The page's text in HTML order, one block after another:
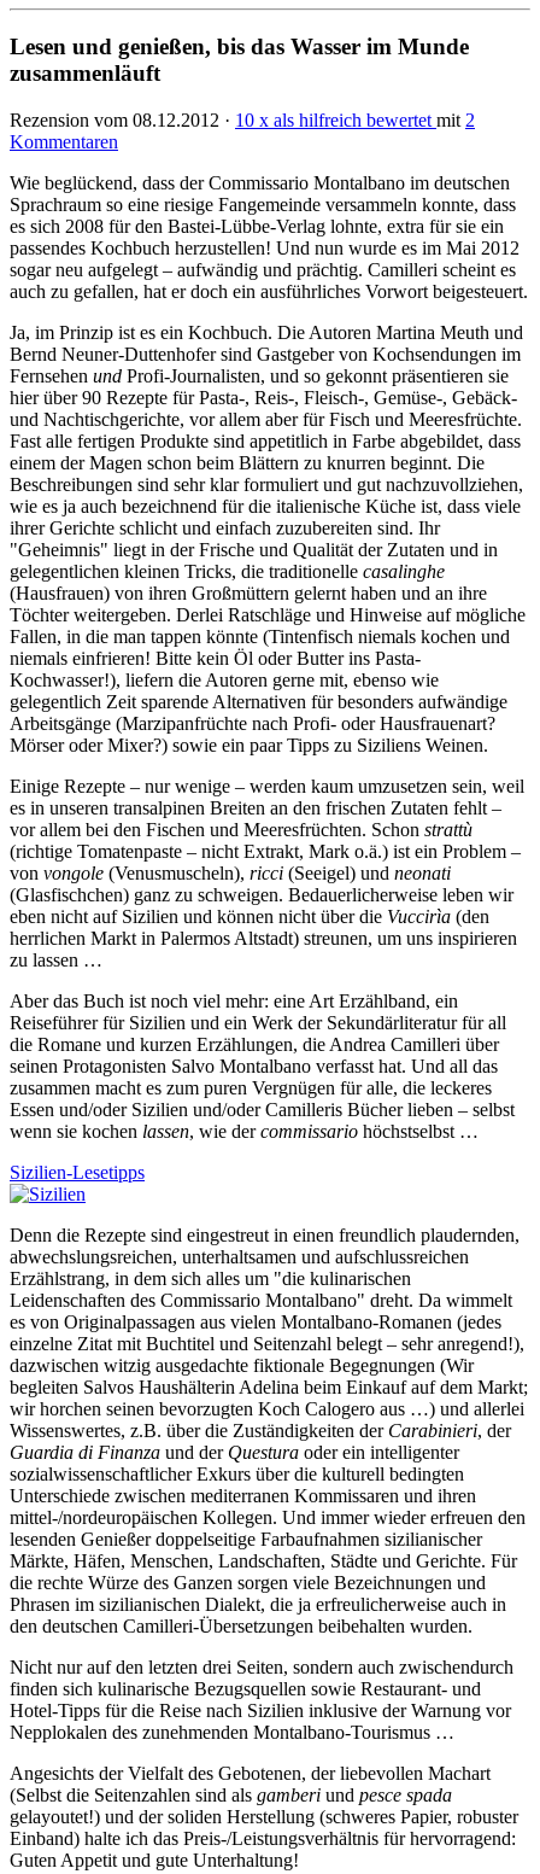
Lesen und genießen, bis das Wasser im Munde
zusammenläuft
Rezension vom 08.12.2012 · 10 x als hilfreich bewertet mit 2
Kommentaren
Wie beglückend, dass der Commissario Montalbano im deutschen
Sprachraum so eine riesige Fangemeinde versammeln konnte, dass
es sich 2008 für den Bastei-Lübbe-Verlag lohnte, extra für sie ein
passendes Kochbuch herzustellen! Und nun wurde es im Mai 2012
sogar neu aufgelegt – aufwändig und prächtig. Camilleri scheint es
auch zu gefallen, hat er doch ein ausführliches Vorwort beigesteuert.
Ja, im Prinzip ist es ein Kochbuch. Die Autoren Martina Meuth und
Bernd Neuner-Duttenhofer sind Gastgeber von Kochsendungen im
Fernsehen und Profi-Journalisten, und so gekonnt präsentieren sie
hier über 90 Rezepte für Pasta-, Reis-, Fleisch-, Gemüse-, Gebäck-
und Nachtischgerichte, vor allem aber für Fisch und Meeresfrüchte.
Fast alle fertigen Produkte sind appetitlich in Farbe abgebildet, dass
einem der Magen schon beim Blättern zu knurren beginnt. Die
Beschreibungen sind sehr klar formuliert und gut nachzuvollziehen,
wie es ja auch bezeichnend für die italienische Küche ist, dass viele
ihrer Gerichte schlicht und einfach zuzubereiten sind. Ihr
"Geheimnis" liegt in der Frische und Qualität der Zutaten und in
gelegentlichen kleinen Tricks, die traditionelle casalinghe
(Hausfrauen) von ihren Großmüttern gelernt haben und an ihre
Töchter weitergeben. Derlei Ratschläge und Hinweise auf mögliche
Fallen, in die man tappen könnte (Tintenfisch niemals kochen und
niemals einfrieren! Bitte kein Öl oder Butter ins Pasta-
Kochwasser!), liefern die Autoren gerne mit, ebenso wie
gelegentlich Zeit sparende Alternativen für besonders aufwändige
Arbeitsgänge (Marzipanfrüchte nach Profi- oder Hausfrauenart?
Mörser oder Mixer?) sowie ein paar Tipps zu Siziliens Weinen.
Einige Rezepte – nur wenige – werden kaum umzusetzen sein, weil
es in unseren transalpinen Breiten an den frischen Zutaten fehlt –
vor allem bei den Fischen und Meeresfrüchten. Schon strattù
(richtige Tomatenpaste – nicht Extrakt, Mark o.ä.) ist ein Problem –
von vongole (Venusmuscheln), ricci (Seeigel) und neonati
(Glasfischchen) ganz zu schweigen. Bedauerlicherweise leben wir
eben nicht auf Sizilien und können nicht über die Vuccirìa (den
herrlichen Markt in Palermos Altstadt) streunen, um uns inspirieren
zu lassen …
Aber das Buch ist noch viel mehr: eine Art Erzählband, ein
Reiseführer für Sizilien und ein Werk der Sekundärliteratur für all
die Romane und kurzen Erzählungen, die Andrea Camilleri über
seinen Protagonisten Salvo Montalbano verfasst hat. Und all das
zusammen macht es zum puren Vergnügen für alle, die leckeres
Essen und/oder Sizilien und/oder Camilleris Bücher lieben – selbst
wenn sie kochen lassen, wie dercommissario höchstselbst …
Sizilien-Lesetipps
Denn die Rezepte sind eingestreut in einen freundlich plaudernden,
abwechslungsreichen, unterhaltsamen und aufschlussreichen
Erzählstrang, in dem sich alles um "die kulinarischen
Leidenschaften des Commissario Montalbano" dreht. Da wimmelt
es von Originalpassagen aus vielen Montalbano-Romanen (jedes
einzelne Zitat mit Buchtitel und Seitenzahl belegt – sehr anregend!),
dazwischen witzig ausgedachte fiktionale Begegnungen (Wir
begleiten Salvos Haushälterin Adelina beim Einkauf auf dem Markt;
wir horchen seinen bevorzugten Koch Calogero aus …) und allerlei
Wissenswertes, z.B. über die Zuständigkeiten der Carabinieri, der
Guardia di Finanza und der Questura oder ein intelligenter
sozialwissenschaftlicher Exkurs über die kulturell bedingten
Unterschiede zwischen mediterranen Kommissaren und ihren
mittel-/nordeuropäischen Kollegen. Und immer wieder erfreuen den
lesenden Genießer doppelseitige Farbaufnahmen sizilianischer
Märkte, Häfen, Menschen, Landschaften, Städte und Gerichte. Für
die rechte Würze des Ganzen sorgen viele Bezeichnungen und
Phrasen im sizilianischen Dialekt, die ja erfreulicherweise auch in
den deutschen Camilleri-Übersetzungen beibehalten wurden.
Nicht nur auf den letzten drei Seiten, sondern auch zwischendurch
finden sich kulinarische Bezugsquellen sowie Restaurant- und
Hotel-Tipps für die Reise nach Sizilien inklusive der Warnung vor
Nepplokalen des zunehmenden Montalbano-Tourismus …
Angesichts der Vielfalt des Gebotenen, der liebevollen Machart
(Selbst die Seitenzahlen sind als gamberi und pesce spada
gelayoutet!) und der soliden Herstellung (schweres Papier, robuster
Einband) halte ich das Preis-/Leistungsverhältnis für hervorragend:
Guten Appetit und gute Unterhaltung!